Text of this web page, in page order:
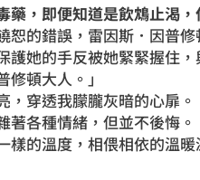
藥，即便知道是飲鴆止渴
恕的錯誤，雷因斯．因普修
護她的手反被她緊緊握住
修頓大人。」
，穿透我朦朧灰暗的心扉。
著各種情緒，但並不後悔。
樣的溫度，相偎相依的溫